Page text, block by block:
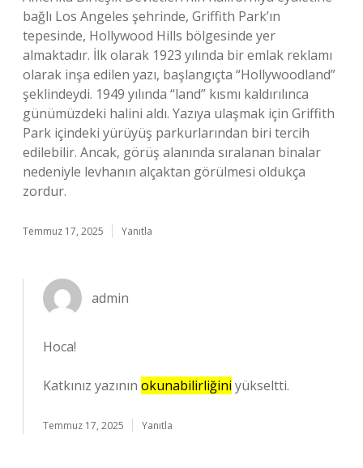
bağlı Los Angeles şehrinde, Griffith Park’ın
tepesinde, Hollywood Hills bölgesinde yer
almaktadır. İlk olarak 1923 yılında bir emlak reklamı
olarak inşa edilen yazı, başlangıçta “Hollywoodland”
şeklindeydi. 1949 yılında “land” kısmı kaldırılınca
günümüzdeki halini aldı. Yazıya ulaşmak için Griffith
Park içindeki yürüyüş parkurlarından biri tercih
edilebilir. Ancak, görüş alanında sıralanan binalar
nedeniyle levhanın alçaktan görülmesi oldukça
zordur.
Temmuz 17, 2025 Yanıtla
admin
Hoca!
Katkınız yazının okunabilirliğini yükseltti.
Temmuz 17, 2025 Yanıtla